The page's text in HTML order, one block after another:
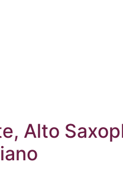
Alto